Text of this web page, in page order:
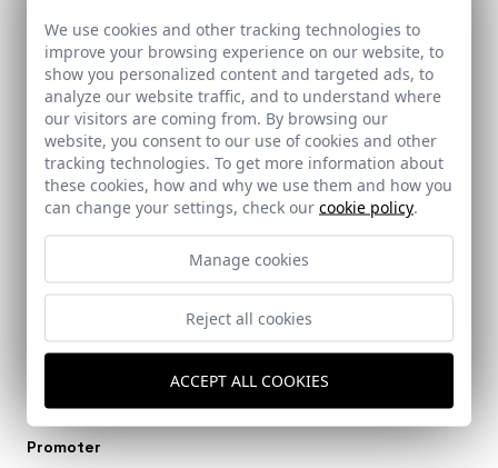
Ref: 9366_22
Ref: 9366_23
Ref: 9366_24
Architects
Promoter
We use cookies and other tracking technologies to
improve your browsing experience on our website, to
show you personalized content and targeted ads, to
analyze our website traffic, and to understand where
our visitors are coming from. By browsing our
website, you consent to our use of cookies and other
tracking technologies. To get more information about
these cookies, how and why we use them and how you
can change your settings, check our cookie policy.
Manage cookies
Reject all cookies
ACCEPT ALL COOKIES